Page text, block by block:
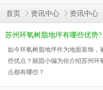
首页 资讯中心 资讯中心
苏州环氧树脂地坪有哪些优势?
如今环氧树脂地坪作为地面装饰
些优点？丽固小编为你介绍苏州
点都有哪些？